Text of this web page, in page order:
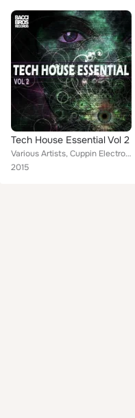
Tech House Essential Vol 2
Various Artists, Cuppin Electro Tapes, Alex Bellini, Edgar Gallan, Lorenzo Giuliano, The Lion Brothers, Iacoviello, Davide Franc...
2015